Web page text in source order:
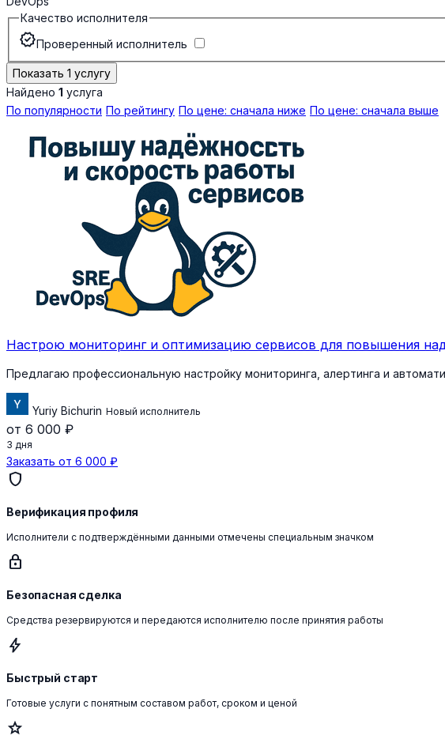
Качество исполнителя
verifiedПроверенный исполнитель
Показать 1 услугу
Найдено 1 услуга
По популярности По рейтингу По цене: сначала ниже По цене: сначала выше
Настрою мониторинг и оптимизацию сервисов для повышения
Предлагаю профессиональную настройку мониторинга, алертинга и
Yuriy Bichurin Новый исполнитель
от 6 000 ₽
3 дня
Заказать от 6 000 ₽
shield
Верификация профиля
Исполнители с подтверждёнными данными отмечены специальным значком
lock
Безопасная сделка
Средства резервируются и передаются исполнителю после принятия работы
bolt
Быстрый старт
Готовые услуги с понятным составом работ, сроком и ценой
star